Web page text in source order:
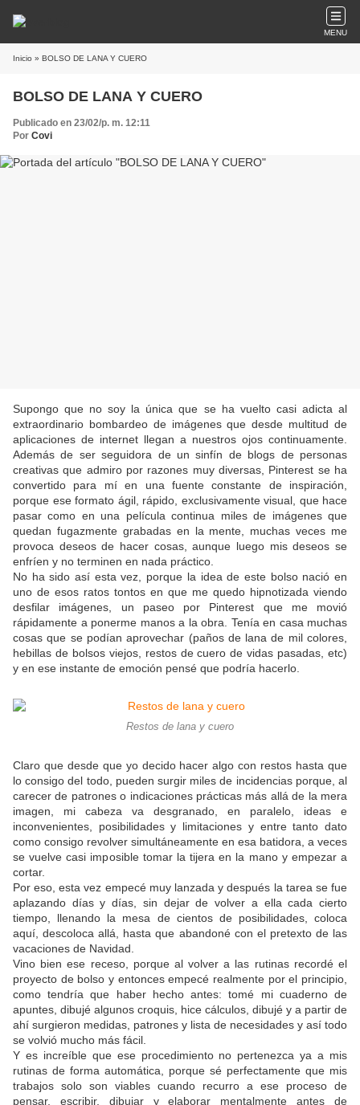
MENU
Inicio » BOLSO DE LANA Y CUERO
BOLSO DE LANA Y CUERO
Publicado en 23/02/p. m. 12:11
Por Covi
Supongo que no soy la única que se ha vuelto casi adicta al
extraordinario bombardeo de imágenes que desde multitud de
aplicaciones de internet llegan a nuestros ojos continuamente.
Además de ser seguidora de un sinfín de blogs de personas
creativas que admiro por razones muy diversas, Pinterest se ha
convertido para mí en una fuente constante de inspiración,
porque ese formato ágil, rápido, exclusivamente visual, que hace
pasar como en una película continua miles de imágenes que
quedan fugazmente grabadas en la mente, muchas veces me
provoca deseos de hacer cosas, aunque luego mis deseos se
enfríen y no terminen en nada práctico.
No ha sido así esta vez, porque la idea de este bolso nació en
uno de esos ratos tontos en que me quedo hipnotizada viendo
desfilar imágenes, un paseo por Pinterest que me movió
rápidamente a ponerme manos a la obra. Tenía en casa muchas
cosas que se podían aprovechar (paños de lana de mil colores,
hebillas de bolsos viejos, restos de cuero de vidas pasadas, etc)
y en ese instante de emoción pensé que podría hacerlo.
Restos de lana y cuero
Claro que desde que yo decido hacer algo con restos hasta que
lo consigo del todo, pueden surgir miles de incidencias porque, al
carecer de patrones o indicaciones prácticas más allá de la mera
imagen, mi cabeza va desgranado, en paralelo, ideas e
inconvenientes, posibilidades y limitaciones y entre tanto dato
como consigo revolver simultáneamente en esa batidora, a veces
se vuelve casi imposible tomar la tijera en la mano y empezar a
cortar.
Por eso, esta vez empecé muy lanzada y después la tarea se fue
aplazando días y días, sin dejar de volver a ella cada cierto
tiempo, llenando la mesa de cientos de posibilidades, coloca
aquí, descoloca allá, hasta que abandoné con el pretexto de las
vacaciones de Navidad.
Vino bien ese receso, porque al volver a las rutinas recordé el
proyecto de bolso y entonces empecé realmente por el principio,
como tendría que haber hecho antes: tomé mi cuaderno de
apuntes, dibujé algunos croquis, hice cálculos, dibujé y a partir de
ahí surgieron medidas, patrones y lista de necesidades y así todo
se volvió mucho más fácil.
Y es increíble que ese procedimiento no pertenezca ya a mis
rutinas de forma automática, porque sé perfectamente que mis
trabajos solo son viables cuando recurro a ese proceso de
pensar, escribir, dibujar y elaborar mentalmente antes de